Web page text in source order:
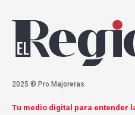
2025 © Pro.Majoreras
Tu medio digital para entender